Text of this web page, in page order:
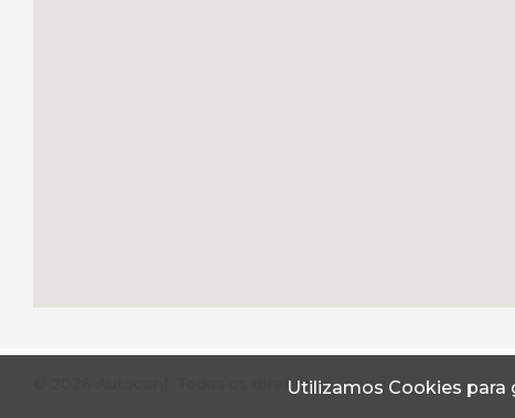
Utilizamos Cookies para
© 2026 Autoconf. Todos os direitos reservados.